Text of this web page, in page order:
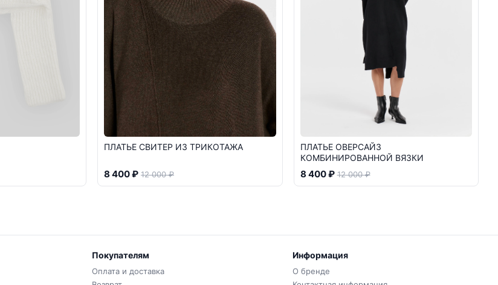
ПЛАТЬЕ СВИТЕР ИЗ ТРИКОТАЖА
8 400 ₽ 12 000 ₽
ПЛАТЬЕ ОВЕРСАЙЗ
КОМБИНИРОВАННОЙ ВЯЗКИ
8 400 ₽ 12 000 ₽
Покупателям
Оплата и доставка
Информация
О бренде